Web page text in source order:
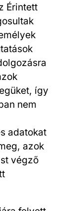
Érintett
így
nem
adatokat
azok
végző